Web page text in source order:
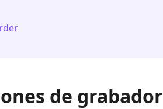
de grabador